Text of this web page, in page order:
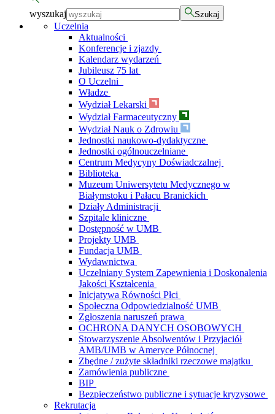
wyszukaj Szukaj
Uczelnia
Aktualności
Konferencje i zjazdy
Kalendarz wydarzeń
Jubileusz 75 lat
O Uczelni
Władze
Wydział Lekarski
Wydział Farmaceutyczny
Wydział Nauk o Zdrowiu
Jednostki naukowo-dydaktyczne
Jednostki ogólnouczelniane
Centrum Medycyny Doświadczalnej
Biblioteka
Muzeum Uniwersytetu Medycznego w
Białymstoku i Pałacu Branickich
Działy Administracji
Szpitale kliniczne
Dostępność w UMB
Projekty UMB
Fundacja UMB
Wydawnictwa
Uczelniany System Zapewnienia i Doskonalenia
Jakości Kształcenia
Inicjatywa Równości Płci
Społeczna Odpowiedzialność UMB
Zgłoszenia naruszeń prawa
OCHRONA DANYCH OSOBOWYCH
Stowarzyszenie Absolwentów i Przyjaciół
AMB/UMB w Ameryce Północnej
Zbędne / zużyte składniki rzeczowe majątku
Zamówienia publiczne
BIP
Bezpieczeństwo publiczne i sytuacje kryzysowe
Rekrutacja